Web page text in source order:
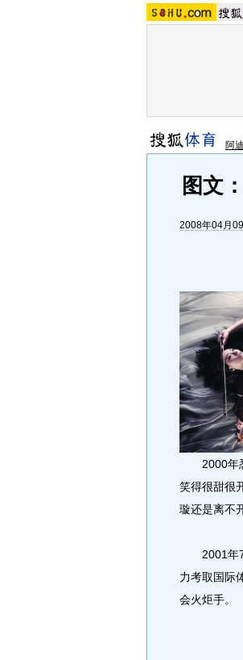
阿
图文
2008年04月
2000年悉
笑得很甜很
璇还是离不
2001年7
力考取国际
会火炬手。